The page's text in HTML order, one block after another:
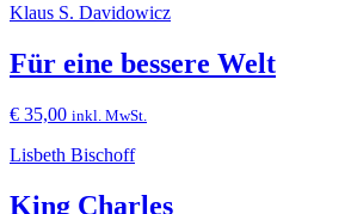
Klaus S. Davidowicz
Für eine bessere Welt
€ 35,00 inkl. MwSt.
Lisbeth Bischoff
King Charles